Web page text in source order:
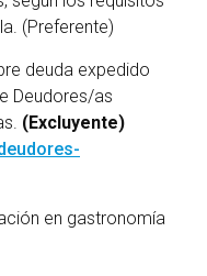
(Preferente)
deuda expedido
Deudores/as
(Excluyente)
en gastronomía